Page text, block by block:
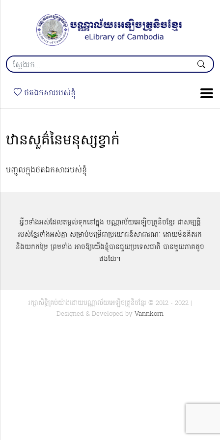
ថតឯកសាររបស់ខ្ញុំ
ឋានសួគ៌នៃមនុស្សខ្វាក់
បញ្ចូលក្នុងថតឯកសាររបស់ខ្ញុំ
អ្វីៗទាំងអស់ដែលតម្កល់ទុកនៅក្នុង បណ្ណាល័យអេឡិចត្រូនិចខ្មែរ ជាសម្បតិ្ត
របស់ខ្មែរទាំងអស់គ្នា សម្រាប់បម្រើជាប្រយោជន៍សាធារណៈ ដោយមិនគិតរក
និងយកកម្រៃ ព្រមទាំង អាចឱ្យយើងខ្ញុំបានជួយប្រទេសជាតិ បានមួយភាគតូច
ផងដែរ។
រក្សាសិទ្ធិគ្រប់យ៉ាងដោយបណ្ណាល័យអេឡិចត្រូនិចខ្មែរ © 2012 - 2022 |
Designed & Developed by Vannkorn